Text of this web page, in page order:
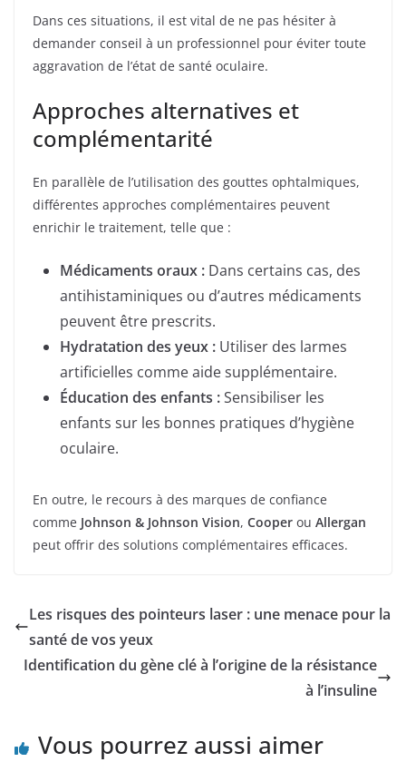
Dans ces situations, il est vital de ne pas hésiter à
demander conseil à un professionnel pour éviter toute
aggravation de l’état de santé oculaire.
Approches alternatives et
complémentarité
En parallèle de l’utilisation des gouttes ophtalmiques,
différentes approches complémentaires peuvent
enrichir le traitement, telle que :
Médicaments oraux : Dans certains cas, des
antihistaminiques ou d’autres médicaments
peuvent être prescrits.
Hydratation des yeux : Utiliser des larmes
artificielles comme aide supplémentaire.
Éducation des enfants :Sensibiliser les
enfants sur les bonnes pratiques d’hygiène
oculaire.
En outre, le recours à des marques de confiance
comme Johnson & Johnson Vision, Cooper ou Allergan
peut offrir des solutions complémentaires efficaces.
Les risques des pointeurs laser : une menace pour la
santé de vos yeux
Identification du gène clé à l’origine de la résistance
à l’insuline
Vous pourrez aussi aimer